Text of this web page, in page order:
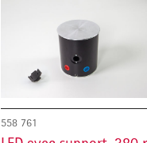
558 761